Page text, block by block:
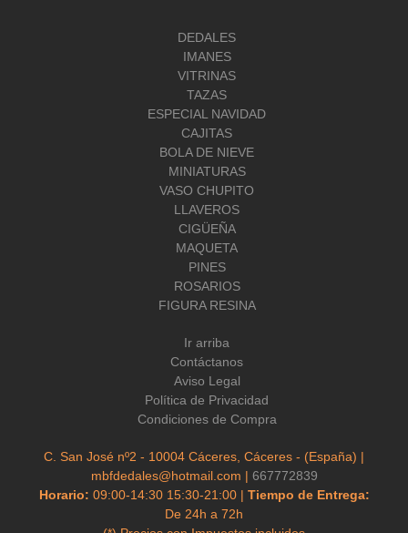
DEDALES
IMANES
VITRINAS
TAZAS
ESPECIAL NAVIDAD
CAJITAS
BOLA DE NIEVE
MINIATURAS
VASO CHUPITO
LLAVEROS
CIGÜEÑA
MAQUETA
PINES
ROSARIOS
FIGURA RESINA
Ir arriba
Contáctanos
Aviso Legal
Política de Privacidad
Condiciones de Compra
C. San José nº2 - 10004 Cáceres, Cáceres - (España) |
mbfdedales@hotmail.com | 667772839
Horario: 09:00-14:30 15:30-21:00 | Tiempo de Entrega:
De 24h a 72h